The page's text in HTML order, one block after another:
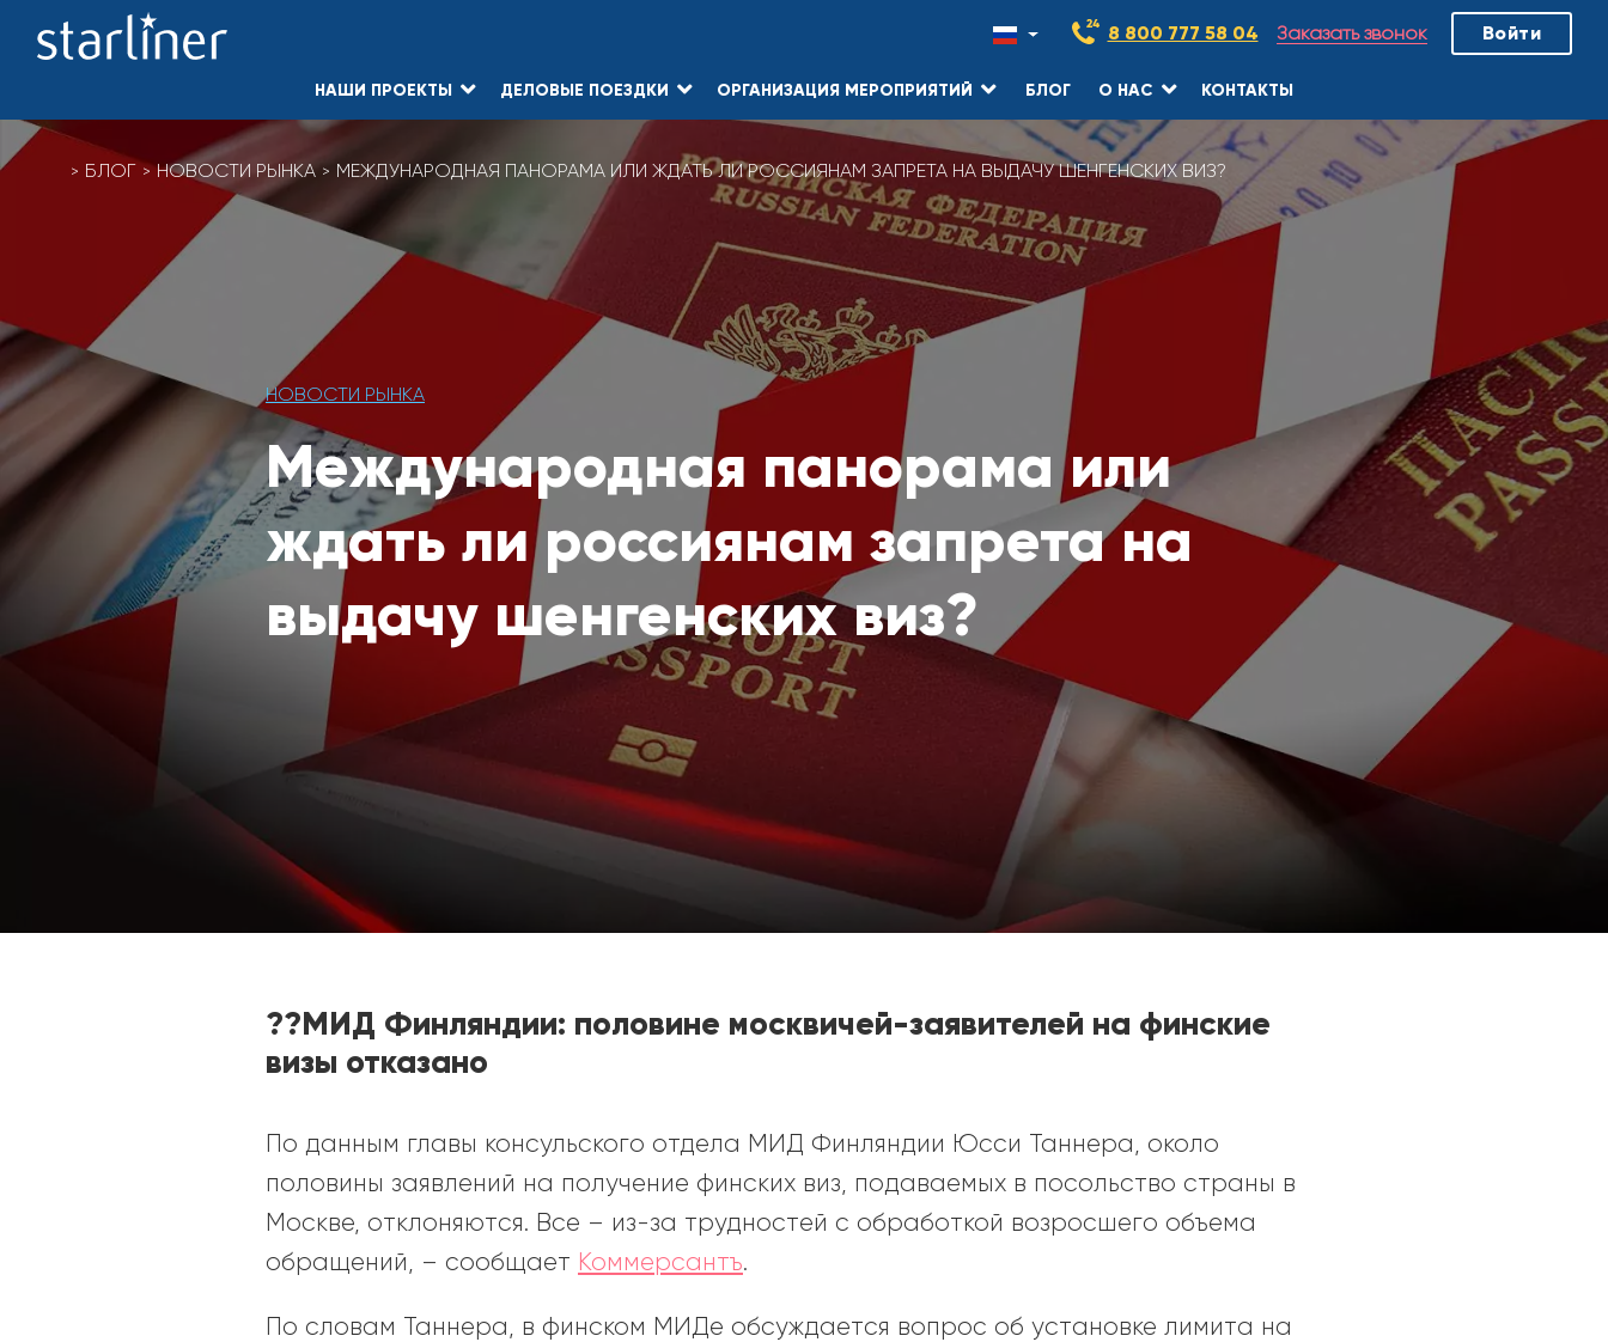
Skip
to
НАШИ ПРОЕКТЫ ДЕЛОВЫЕ ПОЕЗДКИ ОРГАНИЗАЦИЯ МЕРОПРИЯТИЙ БЛОГ О НАС КОНТАКТЫ
8 800 777 58 04 Заказать звонок Войти
БЛОГ НОВОСТИ РЫНКА МЕЖДУНАРОДНАЯ ПАНОРАМА ИЛИ ЖДАТЬ ЛИ РОССИЯНАМ ЗАПРЕТА НА ВЫДАЧУ ШЕНГЕНСКИХ ВИЗ?
НОВОСТИ РЫНКА
Международная панорама или
ждать ли россиянам запрета на
выдачу шенгенских виз?
??МИД Финляндии: половине москвичей-заявителей на финские
визы отказано
По данным главы консульского отдела МИД Финляндии Юсси Таннера, около
половины заявлений на получение финских виз, подаваемых в посольство страны в
Москве, отклоняются. Все – из-за трудностей с обработкой возросшего объема
обращений, – сообщает Коммерсантъ.
По словам Таннера, в финском МИДе обсуждается вопрос об установке лимита на